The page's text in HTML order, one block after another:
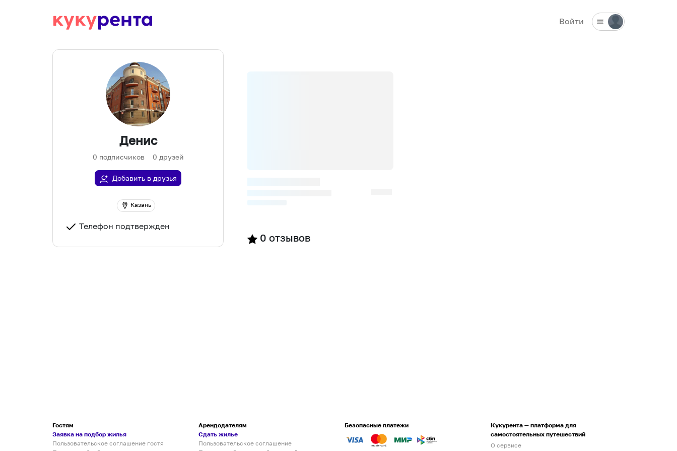
Войти
Денис
0 подписчиков 0 друзей
Добавить в друзья
Казань
Телефон подтвержден
0 отзывов
Гостям
Заявка на подбор жилья
Пользовательское соглашение гостя
Арендодателям
Сдать жилье
Пользовательское соглашение
Безопасные платежи
Кукурента — платформа для
самостоятельных путешествий
О сервисе